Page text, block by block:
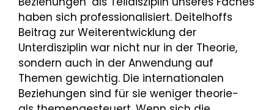
haben sich professionalisiert. Deitelhoffs
Beitrag zur Weiterentwicklung der
Unterdisziplin war nicht nur in der Theorie,
sondern auch in der Anwendung auf
Themen gewichtig. Die internationalen
Beziehungen sind für sie weniger theorie-